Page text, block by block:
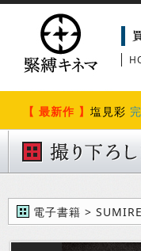
【 最新作 】 塩見彩
電子書籍 >